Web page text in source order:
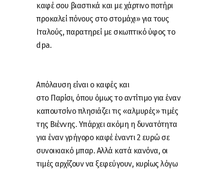
καφέ σου βιαστικά και με χάρτινο ποτήρι
προκαλεί πόνους στο στομάχι» για τους
Ιταλούς, παρατηρεί με σκωπτικό ύφος το
dpa.
Απόλαυση είναι ο καφές και
στο Παρίσι, όπου όμως το αντίτιμο για έναν
καπουτσίνο πλησιάζει τις «αλμυρές» τιμές
της Βιέννης. Υπάρχει ακόμη η δυνατότητα
για έναν γρήγορο καφέ έναντι 2 ευρώ σε
συνοικιακό μπαρ. Αλλά κατά κανόνα, οι
τιμές αρχίζουν να ξεφεύγουν, κυρίως λόγω